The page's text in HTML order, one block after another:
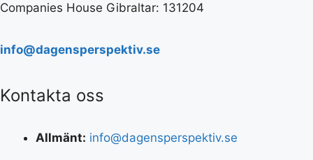
Companies House Gibraltar: 131204
info@dagensperspektiv.se
Kontakta oss
Allmänt: info@dagensperspektiv.se